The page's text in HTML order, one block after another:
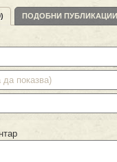
ПОДОБНИ ПУБЛИКАЦИИ